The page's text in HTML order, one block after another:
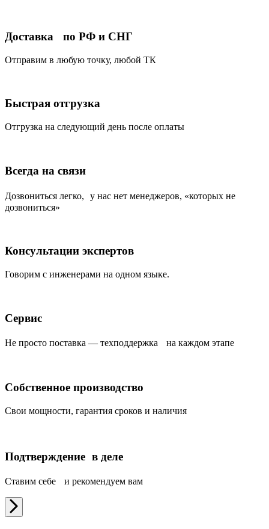
Доставка по РФ и СНГ
Отправим в любую точку, любой ТК
Быстрая отгрузка
Отгрузка на следующий день после оплаты
Всегда на связи
Дозвониться легко, у нас нет менеджеров, «которых не
дозвониться»
Консультации экспертов
Говорим с инженерами на одном языке.
Сервис
Не просто поставка — техподдержка на каждом этапе
Собственное производство
Свои мощности, гарантия сроков и наличия
Подтверждение в деле
Ставим себе и рекомендуем вам